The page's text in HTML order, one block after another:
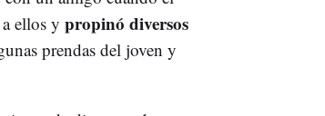
ellos y propinó diversos
prendas del joven y